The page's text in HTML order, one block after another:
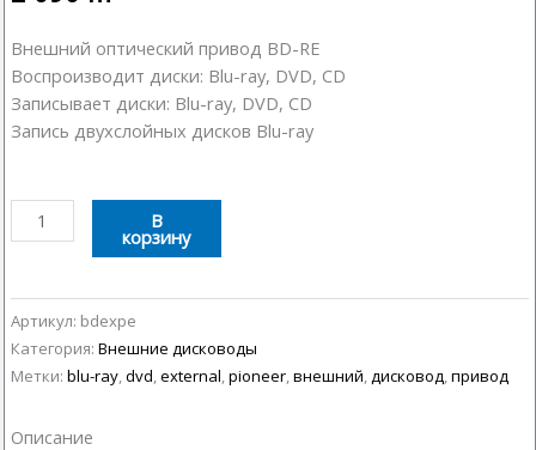
Внешний оптический привод BD-RE
Воспроизводит диски: Blu-ray, DVD, CD
Записывает диски: Blu-ray, DVD, CD
Запись двухслойных дисков Blu-ray
Количество
товара
дисковод
Pioneer
BDR-
XD05TS
В
корзину
Артикул: bdexpe
Категория: Внешние дисководы
Метки: blu-ray,dvd,external,pioneer,внешний,дисковод,привод
Описание